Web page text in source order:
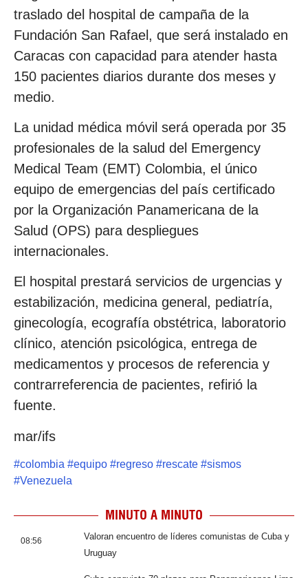
traslado del hospital de campaña de la
Fundación San Rafael, que será instalado en
Caracas con capacidad para atender hasta
150 pacientes diarios durante dos meses y
medio.
La unidad médica móvil será operada por 35
profesionales de la salud del Emergency
Medical Team (EMT) Colombia, el único
equipo de emergencias del país certificado
por la Organización Panamericana de la
Salud (OPS) para despliegues
internacionales.
El hospital prestará servicios de urgencias y
estabilización, medicina general, pediatría,
ginecología, ecografía obstétrica, laboratorio
clínico, atención psicológica, entrega de
medicamentos y procesos de referencia y
contrarreferencia de pacientes, refirió la
fuente.
mar/ifs
#colombia #equipo #regreso #rescate #sismos
#Venezuela
MINUTO A MINUTO
08:56
Valoran encuentro de líderes comunistas de Cuba y
Uruguay